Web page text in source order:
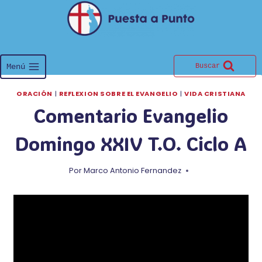
Menú Buscar
ORACIÓN | REFLEXION SOBRE EL EVANGELIO |VIDA CRISTIANA
Comentario Evangelio
Domingo XXIV T.O. Ciclo A
PorMarco Antonio Fernandez